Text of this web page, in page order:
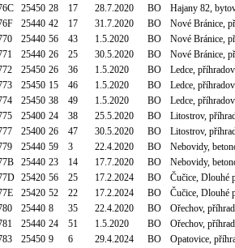
25450 28 17 28.7.2020 BO
Hajany 82,
25440 42 17 31.7.2020 BO
Nové Bránice,
25440 56 43 1.5.2020 BO
Nové Bránice,
25440 26 25 30.5.2020 BO
Nové Bránice,
25450 26 36 1.5.2020 BO
Ledce,
25450 15 46 1.5.2020 BO
Ledce,
25450 38 49 1.5.2020 BO
Ledce,
25400 24 38 25.5.2020 BO
Litostrov,
25400 26 47 30.5.2020 BO
Litostrov,
25440 59 3 22.4.2020 BO
Nebovidy,
25440 23 14 17.7.2020 BO
Nebovidy,
25420 56 25 17.2.2024 BO
Čučice, Dlouhé
25420 52 22 17.2.2024 BO
Čučice, Dlouhé
25440 8 35 22.4.2020 BO
Ořechov,
25440 24 51 1.5.2020 BO
Ořechov,
25450 9 6 29.4.2024 BO
Opatovice,